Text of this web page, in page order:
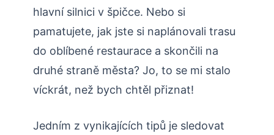
hlavní silnici v špičce. Nebo si
pamatujete, jak jste si naplánovali trasu
do oblíbené restaurace a skončili na
druhé straně města? Jo, to se mi stalo
víckrát, než bych chtěl přiznat!
Jedním z vynikajících tipů je sledovat